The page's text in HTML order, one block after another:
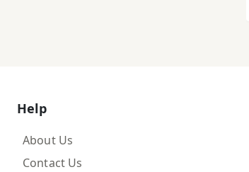
Help
About Us
Contact Us